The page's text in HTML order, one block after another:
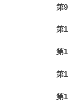
第
第
第
第
第